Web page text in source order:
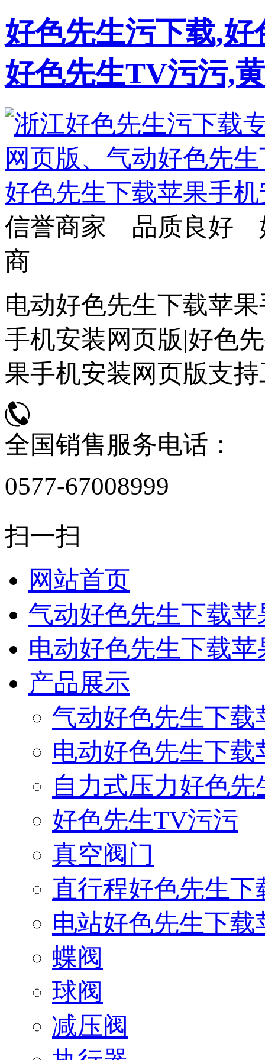
好色先生污下载,
好色先生TV污污,
信誉商家 品质良好
商
电动好色先生下载苹
手机安装网页版|好色
果手机安装网页版支
全国销售服务电话：
0577-67008999
扫一扫
网站首页
气动好色先生下载
电动好色先生下载
产品展示
气动好色先生下
电动好色先生下
自力式压力好色
好色先生TV污污
真空阀门
直行程好色先生
电站好色先生下
蝶阀
球阀
减压阀